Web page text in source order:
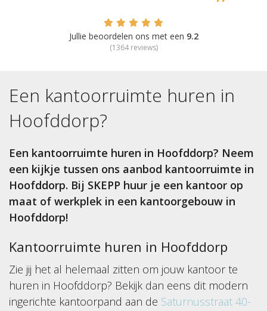
Jullie beoordelen ons met een 9.2
(1364reviews)
Een kantoorruimte huren in
Hoofddorp?
Een kantoorruimte huren in Hoofddorp? Neem
een kijkje tussen ons aanbod kantoorruimte in
Hoofddorp. Bij SKEPP huur je een kantoor op
maat of werkplek in een kantoorgebouw in
Hoofddorp!
Kantoorruimte huren in Hoofddorp
Zie jij het al helemaal zitten om jouw kantoor te
huren in Hoofddorp? Bekijk dan eens dit modern
ingerichte kantoorpand aan de Saturnusstraat 40-